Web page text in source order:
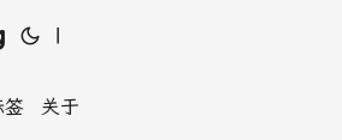
|
签 关于